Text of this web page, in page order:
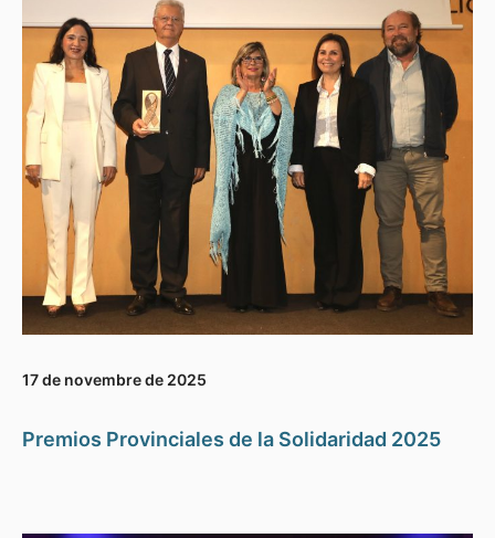
17 de novembre de 2025
Premios Provinciales de la Solidaridad 2025